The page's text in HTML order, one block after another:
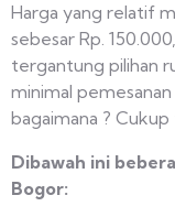
Harga yang relatif
sebesar Rp.
tergantung pilihan
minimal
bagaimana ?
Dibawah ini
Bogor: